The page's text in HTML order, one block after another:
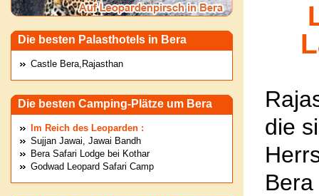
Die besten Palasthotels in Bera
Castle Bera,Rajasthan
Die besten Camping-Plätze um Bera
Im Reich des Leoparden :
Sujjan Jawai, Jawai Bandh
Bera Safari Lodge bei Kothar
Godwad Leopard Safari Camp
die